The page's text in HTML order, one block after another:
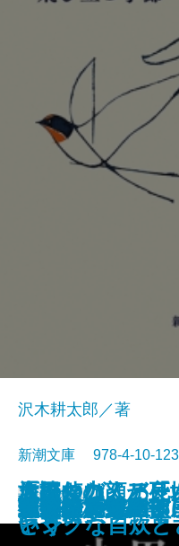
ドリトル先生
魔都シカモア
聖女の、遺産
重力アルケミッ
最後の魔法
水─本の小説─
「読む力」と「
に身につく 東
ブルー ハワイ
可哀想な蠅
旅のつばくろ
つ季節─
沢木耕太郎／著
新潮文庫 978-4-10-
文庫電子書籍あり
禍
原田マハ、ア
いく
遠い声、遠い部
連続殺人鬼の妻
夜が少女を探偵
文豪の花嫁
名探偵の顔が
ャンクな自炊
戦慄
大好きな人、
とう
キツネ狩り